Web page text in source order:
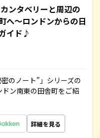
ンタベリーと周辺の
へ～ロンドンからの日
イド♪
のノート”」シリーズの
ン南東の田舎町をご紹
詳細を見る